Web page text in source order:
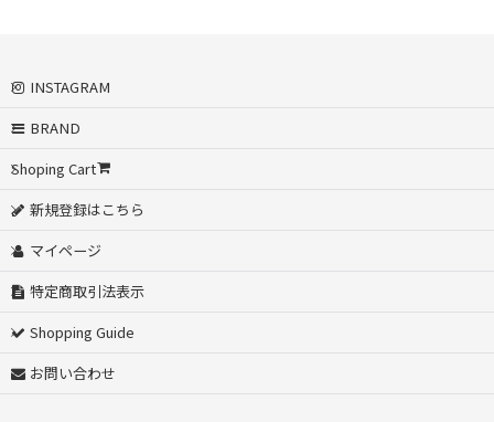
INSTAGRAM
BRAND
Shoping Cart
新規登録はこちら
マイページ
特定商取引法表示
Shopping Guide
お問い合わせ